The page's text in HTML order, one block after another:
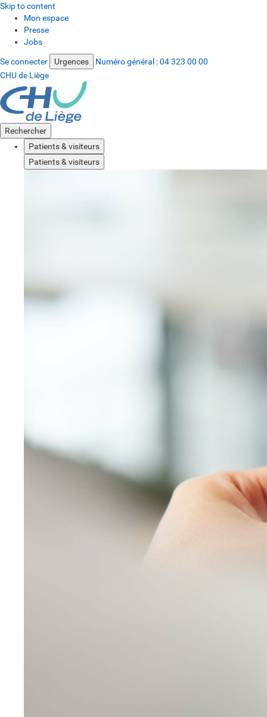
Skip to content
Mon espace
Presse
Jobs
Se connecter Urgences Numéro général :04 323 00 00
CHU de Liège
Rechercher
Patients & visiteurs
Patients & visiteurs